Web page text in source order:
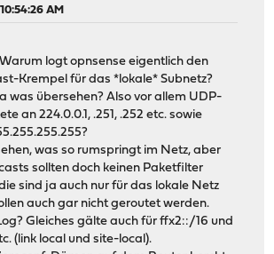
AM
logt opnsense eigentlich den
Krempel für das *lokale* Subnetz?
was übersehen? Also vor allem UDP-
an 224.0.0.1, .251, .252 etc. sowie
was so rumspringt im Netz, aber
sollten doch keinen Paketfilter
sind ja auch nur für das lokale Netz
auch gar nicht geroutet werden.
Gleiches gälte auch für ffx2::/16 und
(link local und site-local).